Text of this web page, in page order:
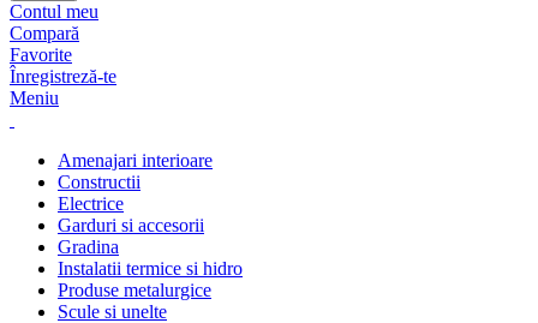
Contul meu
Compară
Favorite
Înregistreză-te
Meniu
Amenajari interioare
Constructii
Electrice
Garduri si accesorii
Gradina
Instalatii termice si hidro
Produse metalurgice
Scule si unelte